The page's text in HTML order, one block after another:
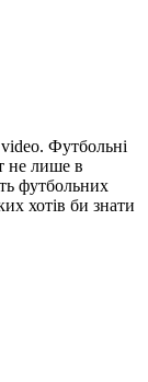
Футбольні
не лише в
футбольних
хотів би знати